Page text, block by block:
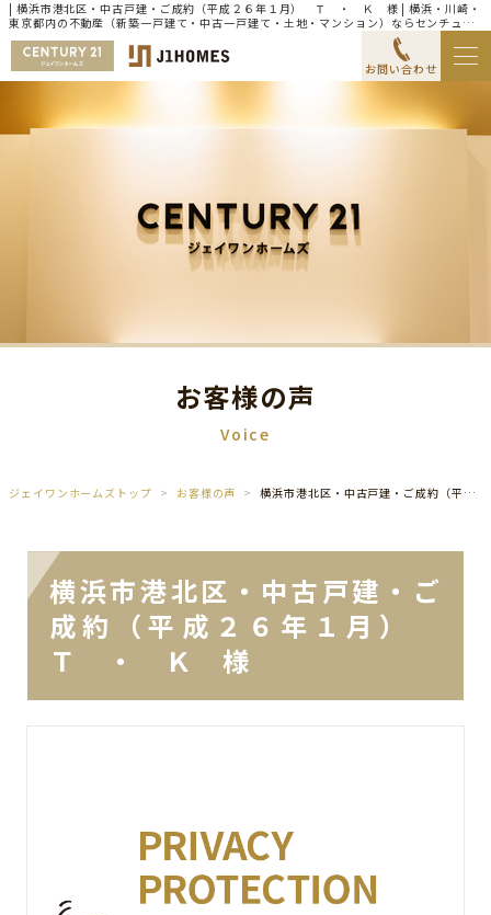
| 横浜市港北区・中古戸建・ご成約（平成２６年１月） Ｔ ・ Ｋ 様 | 横浜・川崎・
東京都内の不動産（新築一戸建て・中古一戸建て・土地・マンション）ならセンチュリ
ー21ジェイワンホームズ
お問い合わせ
お客様の声
Voice
ジェイワンホームズトップ お客様の声 横浜市港北区・中古戸建・ご成約（平成２６年１月） Ｔ ・ Ｋ 様
横浜市港北区・中古戸建・ご
成約（平成２６年１月）
Ｔ ・ Ｋ 様